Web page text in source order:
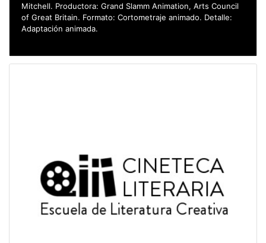
Mitchell. Productora: Grand Slamm Animation, Arts Council
of Great Britain. Formato: Cortometraje animado. Detalle:
Adaptación animada.